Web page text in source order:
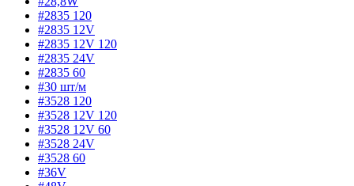
#2835 120
#2835 12V
#2835 12V 120
#2835 24V
#2835 60
#30 шт/м
#3528 120
#3528 12V 120
#3528 12V 60
#3528 24V
#3528 60
#36V